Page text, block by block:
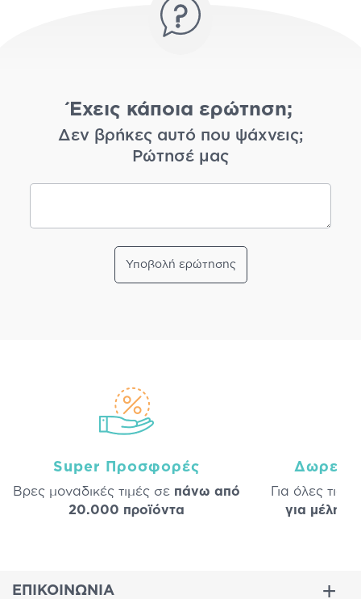
Έχεις κάποια ερώτηση;
Δεν βρήκες αυτό που ψάχνεις;
Ρώτησέ μας
Υποβολή ερώτησης
Super Προσφορές
Βρες μοναδικές τιμές σε πάνω από
20.000 προϊόντα
Δωρεάν
Για όλες τις
για μέλη
ΕΠΙΚΟΙΝΩΝΙΑ